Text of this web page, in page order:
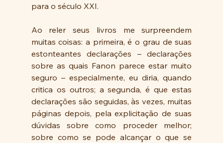
para o século XXI.
Ao reler seus livros me surpreendem
muitas coisas: a primeira, é o grau de suas
estonteantes declarações – declarações
sobre as quais Fanon parece estar muito
seguro – especialmente, eu diria, quando
critica os outros; a segunda, é que estas
declarações são seguidas, às vezes, muitas
páginas depois, pela explicitação de suas
dúvidas sobre como proceder melhor;
sobre como se pode alcançar o que se